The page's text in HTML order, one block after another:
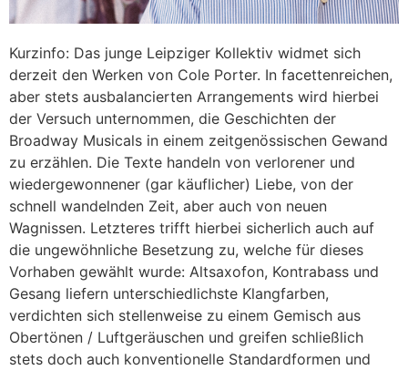
Kurzinfo: Das junge Leipziger Kollektiv widmet sich
derzeit den Werken von Cole Porter. In facettenreichen,
aber stets ausbalancierten Arrangements wird hierbei
der Versuch unternommen, die Geschichten der
Broadway Musicals in einem zeitgenössischen Gewand
zu erzählen. Die Texte handeln von verlorener und
wiedergewonnener (gar käuflicher) Liebe, von der
schnell wandelnden Zeit, aber auch von neuen
Wagnissen. Letzteres trifft hierbei sicherlich auch auf
die ungewöhnliche Besetzung zu, welche für dieses
Vorhaben gewählt wurde: Altsaxofon, Kontrabass und
Gesang liefern unterschiedlichste Klangfarben,
verdichten sich stellenweise zu einem Gemisch aus
Obertönen / Luftgeräuschen und greifen schließlich
stets doch auch konventionelle Standardformen und